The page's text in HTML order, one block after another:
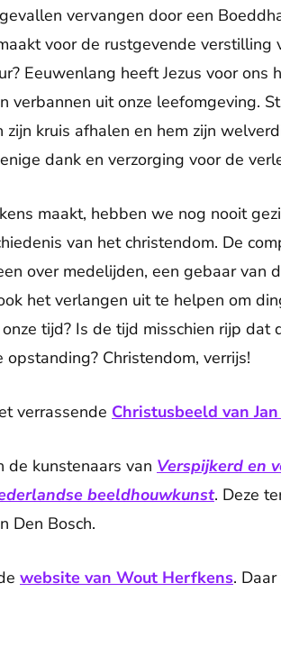
vervangen door een
voor de rustgevende
Eeuwenlang heeft Jezus voor
verbannen uit onze leefomgeving.
zijn kruis afhalen en hem zijn
dank en verzorging voor de
maakt, hebben we nog nooit
van het christendom. De
over medelijden, een gebaar van
het verlangen uit te helpen om
tijd? Is de tijd misschien rijp
Christendom, verrijs!
verrassende Christusbeeld van
de kunstenaars van Verspijkerd en
beeldhouwkunst. Deze
Den Bosch.
website van Wout Herfkens.